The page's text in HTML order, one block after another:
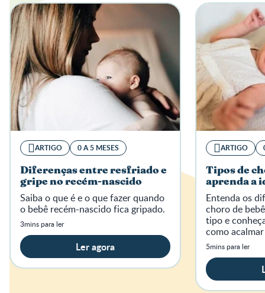
ARTIGO 0 A 5 MESES
Diferenças entre resfriado e
gripe no recém-nascido
Saiba o que é e o que fazer quando
o bebê recém-nascido fica gripado.
3mins para ler
Ler agora
ARTIGO
Tipos de
aprenda a
Entenda os
choro de
tipo e
como
momentos
5mins para ler